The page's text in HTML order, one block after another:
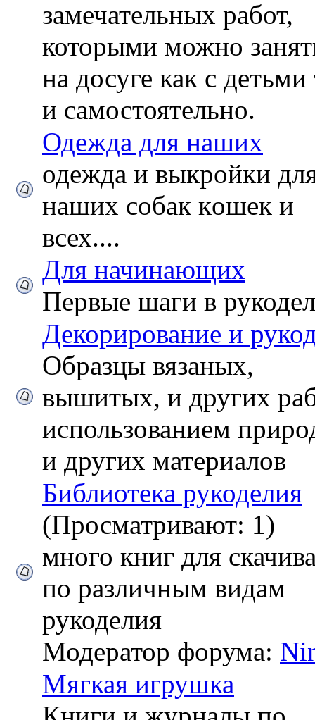
замечательных работ,
которыми можно
на досуге как с детьми
и самостоятельно.
Одежда для наших
одежда и выкройки
наших собак кoшек и
всех....
Для начинающих
Первые шаги в
Декорирование и
Образцы вязаных,
вышитых, и других
использованием
и других материалов
Библиотека рукоделия
(Просматривают: 1)
много книг для
по различным видам
рукоделия
Модератор форума:
Мягкая игрушка